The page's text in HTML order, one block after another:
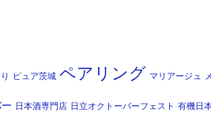
ピュア茨城 ペアリング マリアージュ
日本酒専門店 日立オクトーバーフェスト 有機日